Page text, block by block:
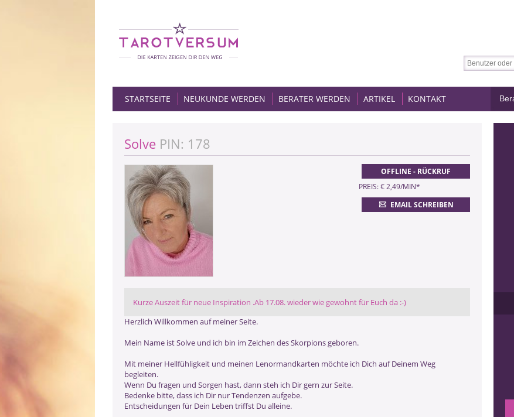
STARTSEITE NEUKUNDE WERDEN BERATER WERDEN ARTIKEL KONTAKT
Solve PIN: 178
OFFLINE - RÜCKRUF
PREIS: € 2,49/MIN*
EMAIL SCHREIBEN
Kurze Auszeit für neue Inspiration .Ab 17.08. wieder wie gewohnt für Euch da :-)
Herzlich Willkommen auf meiner Seite.
Mein Name ist Solve und ich bin im Zeichen des Skorpions geboren.
Mit meiner Hellfühligkeit und meinen Lenormandkarten möchte ich Dich auf Deinem Weg
begleiten.
Wenn Du fragen und Sorgen hast, dann steh ich Dir gern zur Seite.
Bedenke bitte, dass ich Dir nur Tendenzen aufgebe.
Entscheidungen für Dein Leben triffst Du alleine.